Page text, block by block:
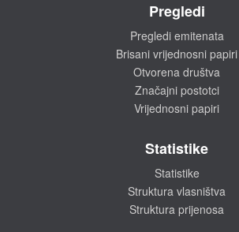
Pregledi
Pregledi emitenata
Brisani vrijednosni papiri
Otvorena društva
Značajni postotci
Vrijednosni papiri
Statistike
Statistike
Struktura vlasništva
Struktura prijenosa